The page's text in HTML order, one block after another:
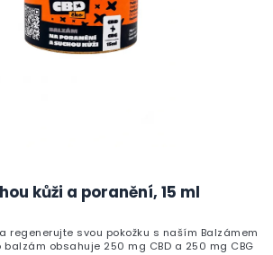
kůži a poranění, 15 ml
regenerujte svou pokožku s naším Balzámem
balzám obsahuje 250 mg CBD a 250 mg CBG